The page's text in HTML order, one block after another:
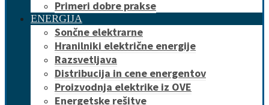
Primeri dobre prakse
ENERGIJA
Sončne elektrarne
Hranilniki električne energije
Razsvetljava
Distribucija in cene energentov
Proizvodnja elektrike iz OVE
Energetske rešitve